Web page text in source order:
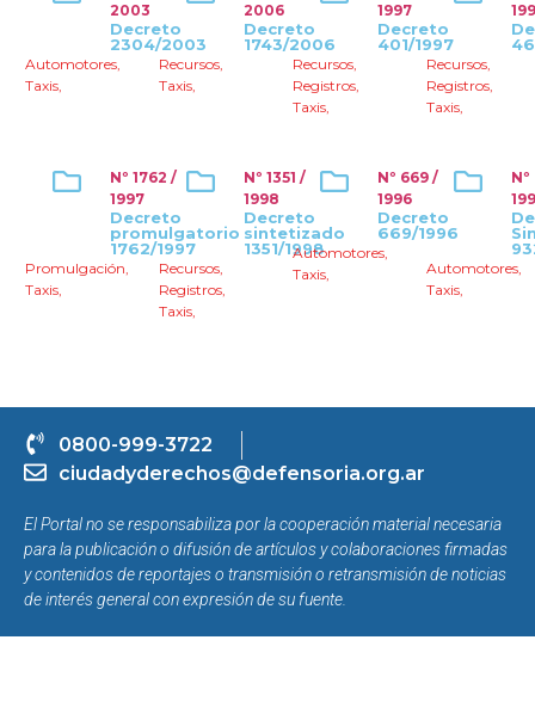
2003
Decreto
2304/2003
Automotores,
Taxis,
2006
Decreto
1743/2006
Recursos,
Taxis,
1997
Decreto
401/1997
Recursos,
Registros,
Taxis,
Recursos,
Registros,
Taxis,
Nº 1762 /
1997
Decreto
promulgatorio
1762/1997
Promulgación,
Taxis,
Nº 1351 /
1998
Decreto
sintetizado
1351/1998
Recursos,
Registros,
Taxis,
Nº 669 /
1996
Decreto
669/1996
Automotores,
Taxis, Automotores,
Taxis,
0800-999-3722
ciudadyderechos@defensoria.org.ar
El Portal no se responsabiliza por la cooperación material necesaria
para la publicación o difusión de artículos y colaboraciones firmadas
y contenidos de reportajes o transmisión o retransmisión de noticias
de interés general con expresión de su fuente.